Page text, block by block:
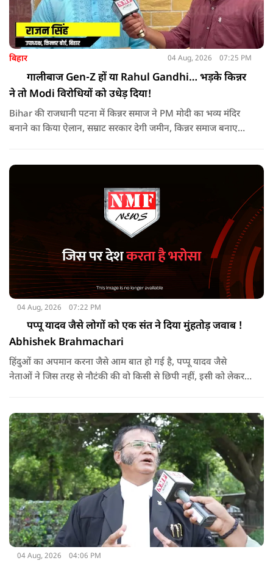
बिहार 04 Aug, 2026 07:25 PM
गालीबाज Gen-Z हों या Rahul Gandhi… भड़के किन्नर
ने तो Modi विरोधियों को उधेड़ दिया!
Bihar की राजधानी पटना में किन्नर समाज ने PM मोदी का भव्य मंदिर
बनाने का किया ऐलान, सम्राट सरकार देगी जमीन, किन्नर समाज बनाएगा
04 Aug, 2026 07:22 PM
पप्पू यादव जैसे लोगों को एक संत ने दिया मुंहतोड़ जवाब !
Abhishek Brahmachari
हिंदुओं का अपमान करना जैसे आम बात हो गई है, पप्पू यादव जैसे
नेताओं ने जिस तरह से नौटंकी की वो किसी से छिपी नहीं, इसी को लेकर
04 Aug, 2026 04:06 PM